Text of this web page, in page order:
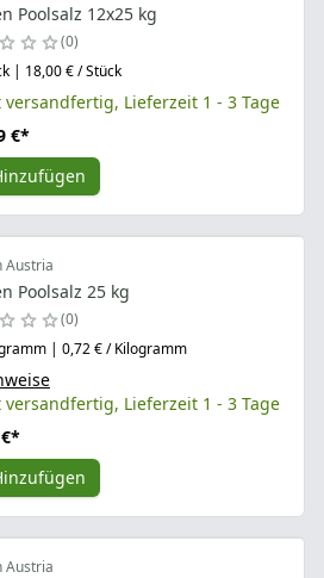
Poolsalz 12x25 kg
0
| 18,00 € / Stück
versandfertig, Lieferzeit 1 - 3 Tage
€*
Austria
Poolsalz 25 kg
0
| 0,72 € / Kilogramm
versandfertig, Lieferzeit 1 - 3 Tage
*
Austria